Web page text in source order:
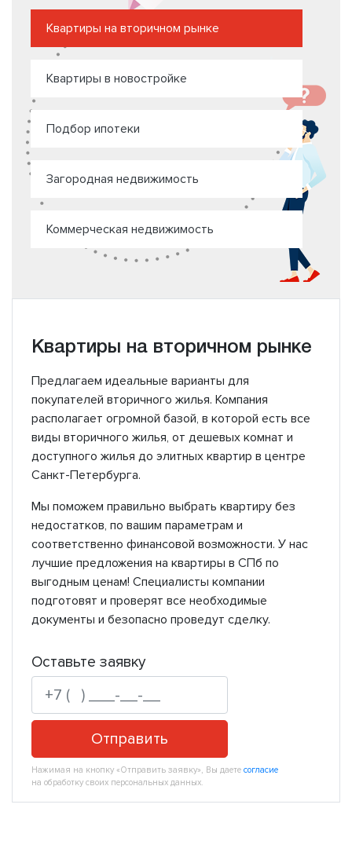
Квартиры на вторичном рынке
Квартиры в новостройке
Подбор ипотеки
Загородная недвижимость
Коммерческая недвижимость
Квартиры на вторичном рынке
Предлагаем идеальные варианты для
покупателей вторичного жилья. Компания
располагает огромной базой, в которой есть все
виды вторичного жилья, от дешевых комнат и
доступного жилья до элитных квартир в центре
Санкт-Петербурга.
Мы поможем правильно выбрать квартиру без
недостатков, по вашим параметрам и
соответственно финансовой возможности. У нас
лучшие предложения на квартиры в СПб по
выгодным ценам! Специалисты компании
подготовят и проверят все необходимые
документы и безопасно проведут сделку.
Оставьте заявку
Отправить
Нажимая на кнопку «Отправить заявку», Вы даете согласие
на обработку своих персональных данных.